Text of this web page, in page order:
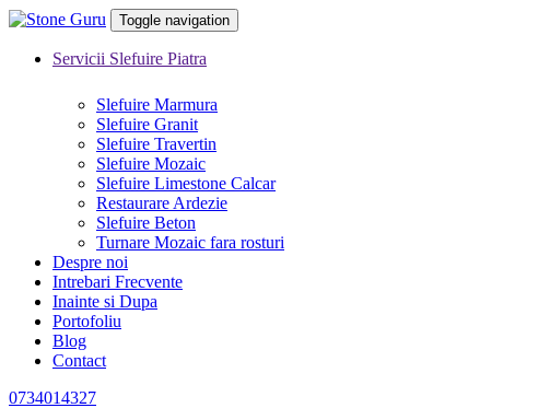
Toggle navigation
Servicii Slefuire Piatra
Slefuire Marmura
Slefuire Granit
Slefuire Travertin
Slefuire Mozaic
Slefuire Limestone Calcar
Restaurare Ardezie
Slefuire Beton
Turnare Mozaic fara rosturi
Despre noi
Intrebari Frecvente
Inainte si Dupa
Portofoliu
Blog
Contact
0734014327